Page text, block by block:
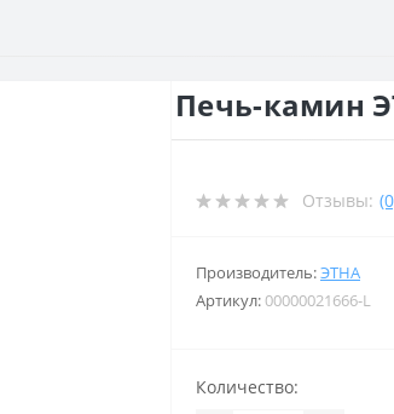
Печь-камин
Отзывы:
Производитель:ЭТНА
Артикул:00000021666-L
Количество: